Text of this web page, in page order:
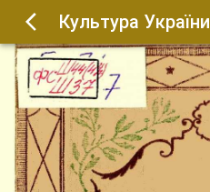
Культура України